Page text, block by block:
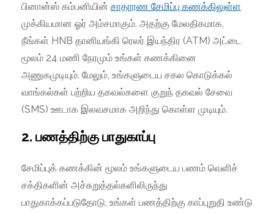
பினான்ஸ் கம்பனியின் சாதாரண சேமிப்பு கணக்கிலுள்ள
முக்கியமான ஓர் அம்சமாகும். அதற்கு மேலதிகமாக,
நீங்கள் HNB தானியங்கி ரெலர் இயந்திர (ATM) அட்டை
மூலம் 24 மணி நேரமும் உங்கள் கணக்கினை
அணுகமுடியும். மேலும், உங்களுடைய சகல கொடுக்கல்
வாங்கல்கள் பற்றிய தகவல்களை குறுந் தகவல் சேவை
(SMS) ஊடாக இலவசமாக அறிந்து கொள்ள முடியும்.
2. பணத்திற்கு பாதுகாப்பு
சேமிப்புக் கணக்கின் மூலம் உங்களுடைய பணம் வெளிச்
சக்திகளின் அச்சுறுத்தல்களிலிருந்து
பாதுகாக்கப்படுதோடு, உங்கள் பணத்திற்கு காப்புறுதி உண்டு